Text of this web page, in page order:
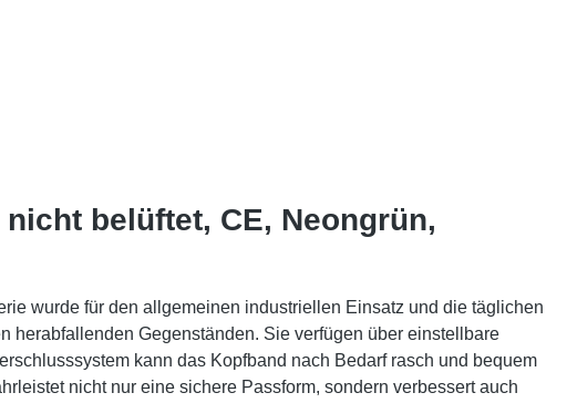
belüftet, CE, Neongrün,
wurde für den allgemeinen industriellen Einsatz und die täglichen
herabfallenden Gegenständen. Sie verfügen über einstellbare
kann das Kopfband nach Bedarf rasch und bequem
nicht nur eine sichere Passform, sondern verbessert auch